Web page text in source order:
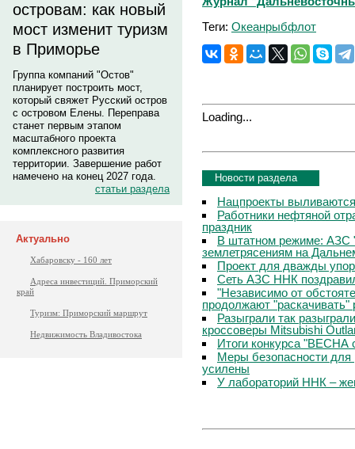
островам: как новый
мост изменит туризм
в Приморье
Группа компаний "Остов"
планирует построить мост,
который свяжет Русский остров
с островом Елены. Переправа
станет первым этапом
масштабного проекта
комплексного развития
территории. Завершение работ
намечено на конец 2027 года.
статьи раздела
Актуально
Хабаровску - 160 лет
Адреса инвестиций. Приморский
край
Туризм: Приморский маршрут
Недвижимость Владивостока
Теги: Океанрыбфлот
Loading...
Новости раздела
Нацпроекты
Работники нефтяной
праздник
В штатном режиме: АЗС
землетрясениям на
Проект для дважды
Сеть АЗС ННК
"Независимо от
продолжают
Разыграли так
кроссоверы Mitsubishi
Итоги конкурса
Меры безопасности
усилены
У лабораторий ННК –